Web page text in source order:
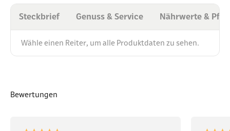
Steckbrief Genuss & Service Nährwerte &
Wähle einen Reiter, um alle Produktdaten zu sehen.
Bewertungen